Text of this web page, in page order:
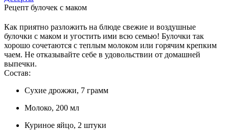
Рецепт булочек с маком
Как приятно разложить на блюде свежие и воздушные
булочки с маком и угостить ими всю семью! Булочки так
хорошо сочетаются с теплым молоком или горячим крепким
чаем. Не отказывайте себе в удовольствии от домашней
выпечки.
Состав:
Сухие дрожжи, 7 грамм
Молоко, 200 мл
Куриное яйцо, 2 штуки